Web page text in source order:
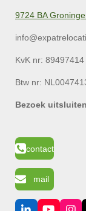
9724 BA
KvK nr: 89497414
Btw nr:
Bezoek
contact
mail